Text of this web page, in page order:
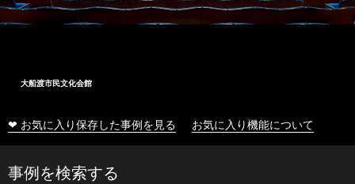
大船渡市民文化会館
❤ お気に入り保存した事例を見る お気に入り機能について
事例を検索する